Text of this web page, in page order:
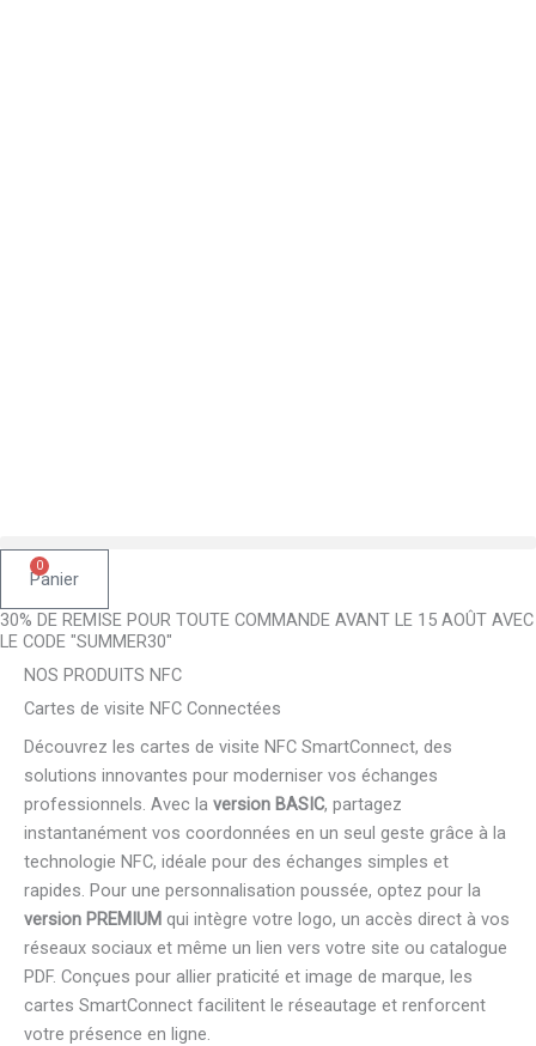
0
Panier
30% DE REMISE POUR TOUTE COMMANDE AVANT LE 15 AOÛT AVEC
LE CODE "SUMMER30"
NOS PRODUITS NFC
Cartes de visite NFC Connectées
Découvrez les cartes de visite NFC SmartConnect, des
solutions innovantes pour moderniser vos échanges
professionnels. Avec la version BASIC, partagez
instantanément vos coordonnées en un seul geste grâce à la
technologie NFC, idéale pour des échanges simples et
rapides. Pour une personnalisation poussée, optez pour la
version PREMIUM qui intègre votre logo, un accès direct à vos
réseaux sociaux et même un lien vers votre site ou catalogue
PDF. Conçues pour allier praticité et image de marque, les
cartes SmartConnect facilitent le réseautage et renforcent
votre présence en ligne.